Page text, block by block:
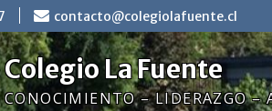
contacto@colegiolafuente.cl
Colegio La Fuente
CONOCIMIENTO – LIDERAZGO –